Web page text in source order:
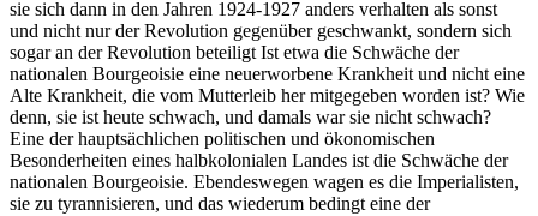
sie sich dann in den Jahren 1924-1927 anders verhalten als sonst
und nicht nur der Revolution gegenüber geschwankt, sondern sich
sogar an der Revolution beteiligt Ist etwa die Schwäche der
nationalen Bourgeoisie eine neuerworbene Krankheit und nicht eine
Alte Krankheit, die vom Mutterleib her mitgegeben worden ist? Wie
denn, sie ist heute schwach, und damals war sie nicht schwach?
Eine der hauptsächlichen politischen und ökonomischen
Besonderheiten eines halbkolonialen Landes ist die Schwäche der
nationalen Bourgeoisie. Ebendeswegen wagen es die Imperialisten,
sie zu tyrannisieren, und das wiederum bedingt eine der